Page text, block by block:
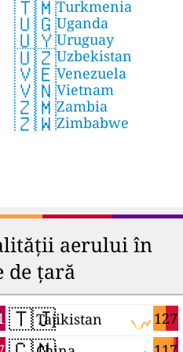
🇹🇲Turkmenia
🇺🇬Uganda
🇺🇾Uruguay
🇺🇿Uzbekistan
🇻🇪Venezuela
🇻🇳Vietnam
🇿🇲Zambia
🇿🇼Zimbabwe
aerului în
de țară
🇹🇯 127
Tajikistan